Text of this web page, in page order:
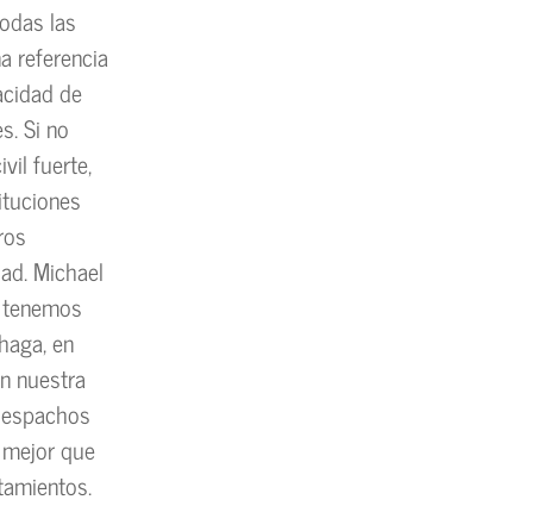
las
referencia
de
Si no
fuerte,
Michael
en
nuestra
que